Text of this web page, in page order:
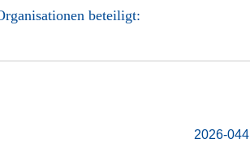
beteiligt:
2026-044